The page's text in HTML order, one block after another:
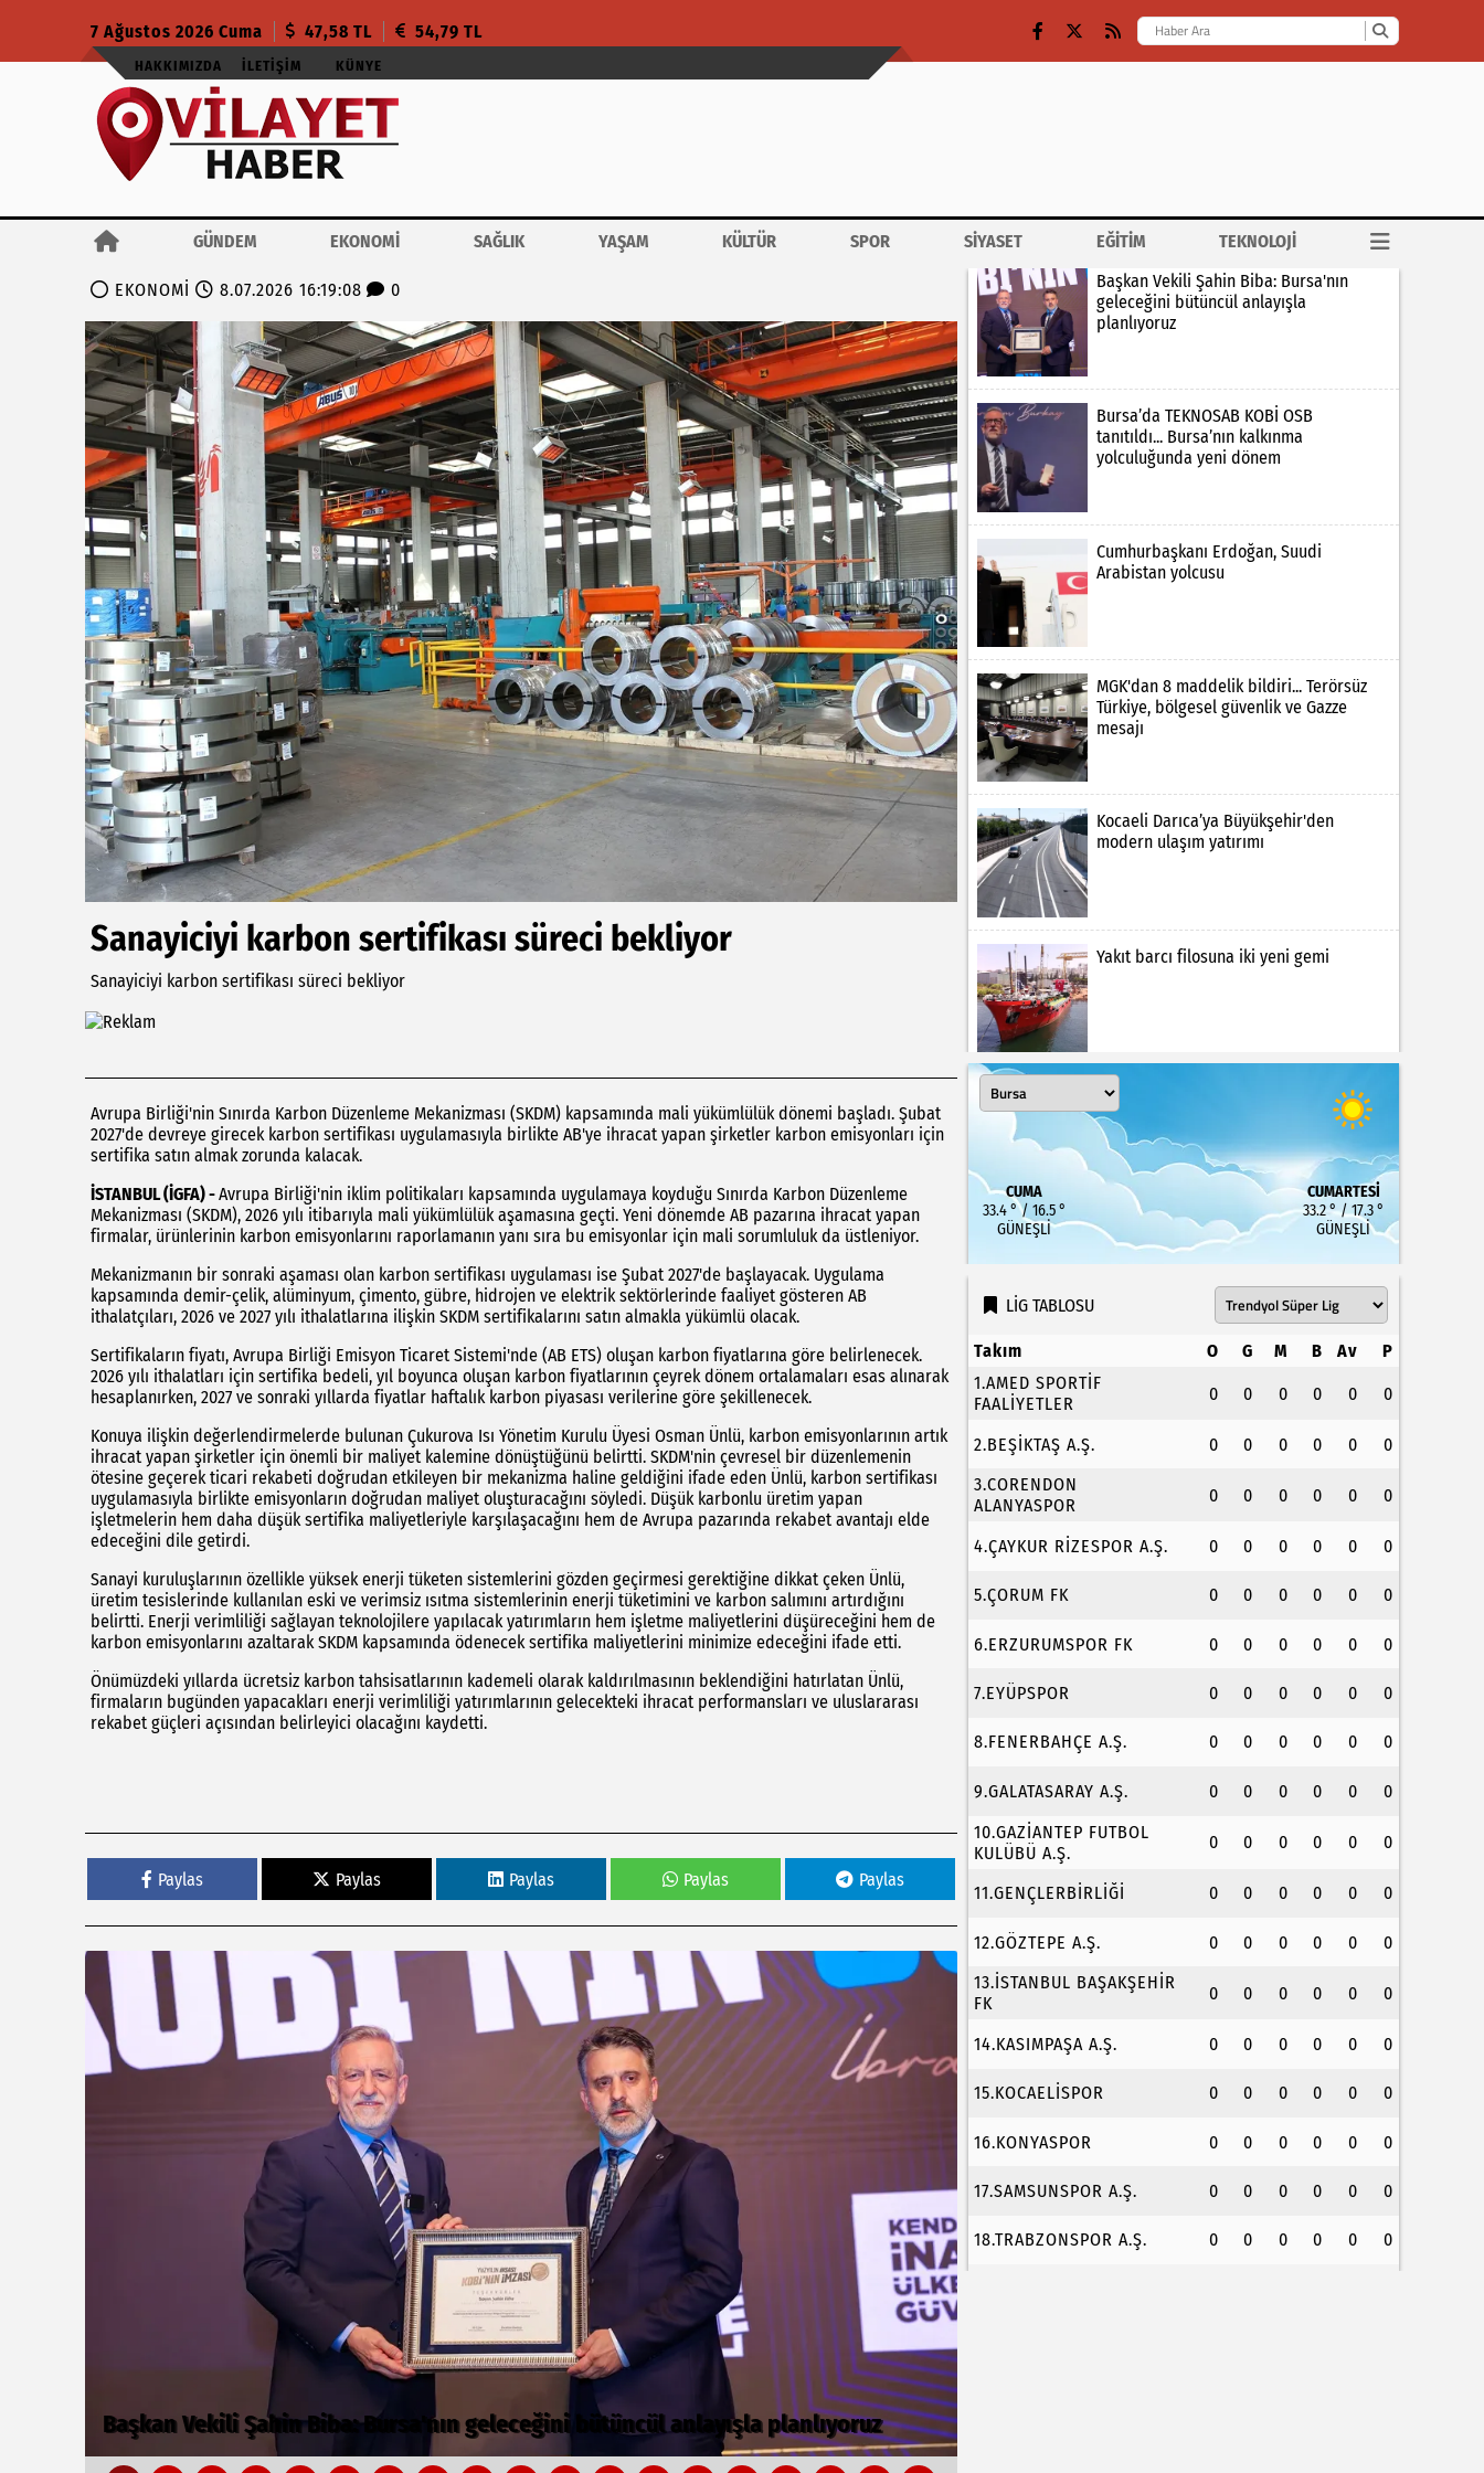
7 Ağustos 2026 Cuma 47,58 TL 54,79 TL
HAKKIMIZDA İLETIŞIM KÜNYE
GÜNDEM EKONOMİ SAĞLIK YAŞAM KÜLTÜR SPOR SİYASET EĞİTİM TEKNOLOJİ
EKONOMİ 8.07.2026 16:19:08 0
Sanayiciyi karbon sertifikası süreci bekliyor
Sanayiciyi karbon sertifikası süreci bekliyor
Avrupa Birliği'nin Sınırda Karbon Düzenleme Mekanizması (SKDM) kapsamında mali yükümlülük dönemi başladı. Şubat
2027'de devreye girecek karbon sertifikası uygulamasıyla birlikte AB'ye ihracat yapan şirketler karbon emisyonları için
sertifika satın almak zorunda kalacak.
İSTANBUL (İGFA) -Avrupa Birliği'nin iklim politikaları kapsamında uygulamaya koyduğu Sınırda Karbon Düzenleme
Mekanizması (SKDM), 2026 yılı itibarıyla mali yükümlülük aşamasına geçti. Yeni dönemde AB pazarına ihracat yapan
firmalar, ürünlerinin karbon emisyonlarını raporlamanın yanı sıra bu emisyonlar için mali sorumluluk da üstleniyor.
Mekanizmanın bir sonraki aşaması olan karbon sertifikası uygulaması ise Şubat 2027'de başlayacak. Uygulama
kapsamında demir-çelik, alüminyum, çimento, gübre, hidrojen ve elektrik sektörlerinde faaliyet gösteren AB
ithalatçıları, 2026 ve 2027 yılı ithalatlarına ilişkin SKDM sertifikalarını satın almakla yükümlü olacak.
Sertifikaların fiyatı, Avrupa Birliği Emisyon Ticaret Sistemi'nde (AB ETS) oluşan karbon fiyatlarına göre belirlenecek.
2026 yılı ithalatları için sertifika bedeli, yıl boyunca oluşan karbon fiyatlarının çeyrek dönem ortalamaları esas alınarak
hesaplanırken, 2027 ve sonraki yıllarda fiyatlar haftalık karbon piyasası verilerine göre şekillenecek.
Konuya ilişkin değerlendirmelerde bulunan Çukurova Isı Yönetim Kurulu Üyesi Osman Ünlü, karbon emisyonlarının artık
ihracat yapan şirketler için önemli bir maliyet kalemine dönüştüğünü belirtti. SKDM'nin çevresel bir düzenlemenin
ötesine geçerek ticari rekabeti doğrudan etkileyen bir mekanizma haline geldiğini ifade eden Ünlü, karbon sertifikası
uygulamasıyla birlikte emisyonların doğrudan maliyet oluşturacağını söyledi. Düşük karbonlu üretim yapan
işletmelerin hem daha düşük sertifika maliyetleriyle karşılaşacağını hem de Avrupa pazarında rekabet avantajı elde
edeceğini dile getirdi.
Sanayi kuruluşlarının özellikle yüksek enerji tüketen sistemlerini gözden geçirmesi gerektiğine dikkat çeken Ünlü,
üretim tesislerinde kullanılan eski ve verimsiz ısıtma sistemlerinin enerji tüketimini ve karbon salımını artırdığını
belirtti. Enerji verimliliği sağlayan teknolojilere yapılacak yatırımların hem işletme maliyetlerini düşüreceğini hem de
karbon emisyonlarını azaltarak SKDM kapsamında ödenecek sertifika maliyetlerini minimize edeceğini ifade etti.
Önümüzdeki yıllarda ücretsiz karbon tahsisatlarının kademeli olarak kaldırılmasının beklendiğini hatırlatan Ünlü,
firmaların bugünden yapacakları enerji verimliliği yatırımlarının gelecekteki ihracat performansları ve uluslararası
rekabet güçleri açısından belirleyici olacağını kaydetti.
Paylas Paylas Paylas Paylas Paylas
Bursa’da TEKNOSAB KOBİ OSB tanıtıldı... Bursa’nın kalkınma yolculuğunda yeni
dönem
Başkan Vekili Şahin Biba: Bursa'nın
geleceğini bütüncül anlayışla
planlıyoruz
Bursa’da TEKNOSAB KOBİ OSB
tanıtıldı... Bursa’nın kalkınma
yolculuğunda yeni dönem
Cumhurbaşkanı Erdoğan, Suudi
Arabistan yolcusu
MGK'dan 8 maddelik bildiri... Terörsüz
Türkiye, bölgesel güvenlik ve Gazze
mesajı
Kocaeli Darıca’ya Büyükşehir'den
modern ulaşım yatırımı
Yakıt barcı filosuna iki yeni gemi
CUMA
33.4 ° / 16.5 °
GÜNEŞLI
CUMARTESI
33.2 ° / 17.3 °
GÜNEŞLI
LİG TABLOSU
Takım O G M B Av
P
1.AMED SPORTİF
FAALİYETLER
0 0 0 0 0 0
2.BEŞİKTAŞ A.Ş. 0 0 0 0 0
0
3.CORENDON
ALANYASPOR
0 0 0 0 0 0
4.ÇAYKUR RİZESPOR A.Ş. 0 0 0 0 0 0
5.ÇORUM FK 0 0 0 0 0 0
6.ERZURUMSPOR FK 0 0 0 0 0 0
7.EYÜPSPOR 0 0 0 0 0 0
8.FENERBAHÇE A.Ş. 0 0 0 0 0 0
9.GALATASARAY A.Ş. 0 0 0 0 0
0
10.GAZİANTEP FUTBOL
KULÜBÜ A.Ş.
0 0 0 0 0 0
11.GENÇLERBİRLİĞİ 0 0 0 0 0 0
12.GÖZTEPE A.Ş. 0 0 0 0 0
0
13.İSTANBUL BAŞAKŞEHİR
FK
0 0 0 0 0 0
14.KASIMPAŞA A.Ş. 0 0 0 0 0 0
15.KOCAELİSPOR 0 0 0 0 0 0
16.KONYASPOR 0 0 0 0 0 0
17.SAMSUNSPOR A.Ş. 0 0 0 0 0 0
18.TRABZONSPOR A.Ş. 0 0 0 0 0 0